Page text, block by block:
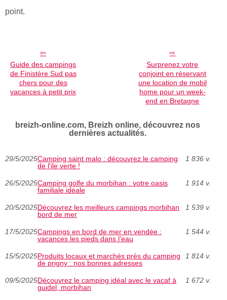
point.
Guide des campings
de Finistère Sud pas
chers pour des
vacances à petit prix
Surprenez votre
conjoint en réservant
une location de mobil
home pour un week-
end en Bretagne
breizh-online.com, Breizh online, découvrez nos
dernières actualités.
29/5/2025Camping saint malo : découvrez le camping
de l'ile verte !
1 836 v.
26/5/2025Camping golfe du morbihan : votre oasis
familiale idéale
1 914 v.
20/5/2025Découvrez les meilleurs campings morbihan
bord de mer
1 539 v.
17/5/2025Campings en bord de mer en vendée :
vacances les pieds dans l’eau
1 544 v.
15/5/2025Produits locaux et marchés près du camping
de prigny : nos bonnes adresses
1 814 v.
09/5/2025Découvrez le camping idéal avec le vacaf à
guidel, morbihan
1 672 v.